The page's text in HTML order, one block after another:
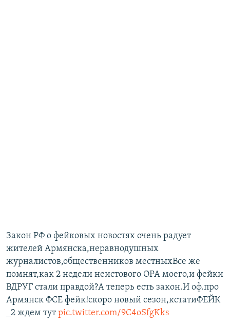
Закон РФ о фейковых новостях очень радует
жителей Армянска,неравнодушных
журналистов,общественников местныхВсе же
помнят,как 2 недели неистового ОРА моего,и фейки
ВДРУГ стали правдой?А теперь есть закон.И оф.про
Армянск ФСЕ фейк!скоро новый сезон,кстатиФЕЙК
_2 ждем тутpic.twitter.com/9C4oSfgKks